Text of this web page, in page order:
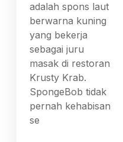
adalah spons laut
berwarna kuning
yang bekerja
sebagai juru
masak di restoran
Krusty Krab.
SpongeBob tidak
pernah kehabisan
se